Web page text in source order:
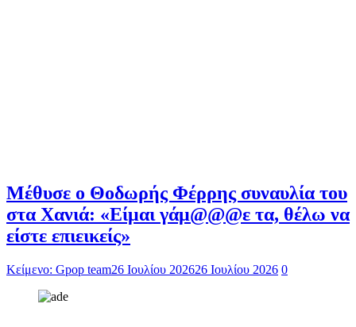
Μέθυσε ο Θοδωρής Φέρρης συναυλία του
στα Χανιά: «Είμαι γάμ@@@ε τα, θέλω να
είστε επιεικείς»
Κείμενο: Gpop team26 Ιουλίου 202626 Ιουλίου 2026 0